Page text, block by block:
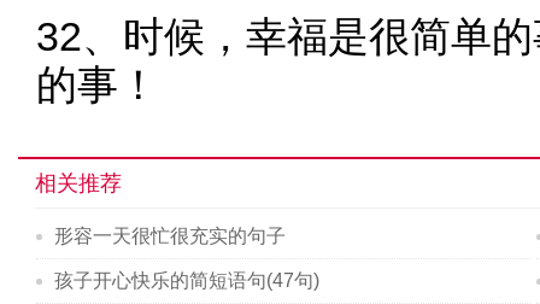
32、时候，幸福是很简单
的事！
相关推荐
形容一天很忙很充实的句子
孩子开心快乐的简短语句(47句)